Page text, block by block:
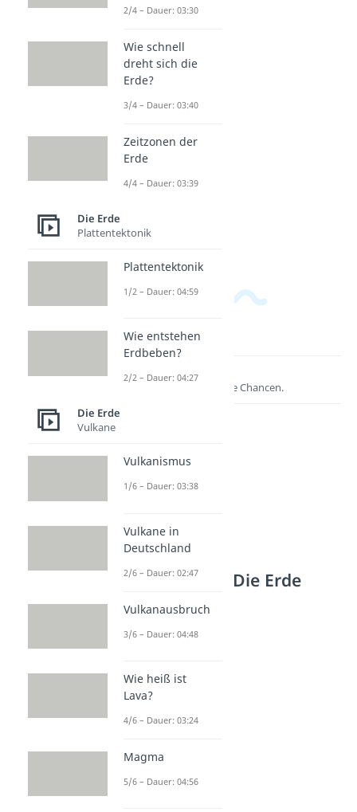
Lernen lohnt sich!
Entdecke hier deine Chancen.
Weitere Inhalte: Die Erde
Sphären
Dauer: 04:37
Lithosphäre
2/4 – Dauer: 03:30
Wie schnell
dreht sich die
Erde?
3/4 – Dauer: 03:40
Zeitzonen der
Erde
4/4 – Dauer: 03:39
Die Erde
Plattentektonik
Plattentektonik
1/2 – Dauer: 04:59
Wie entstehen
Erdbeben?
2/2 – Dauer: 04:27
Die Erde
Vulkane
Vulkanismus
1/6 – Dauer: 03:38
Vulkane in
Deutschland
2/6 – Dauer: 02:47
Vulkanausbruch
3/6 – Dauer: 04:48
Wie heiß ist
Lava?
4/6 – Dauer: 03:24
Magma
5/6 – Dauer: 04:56